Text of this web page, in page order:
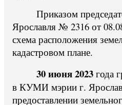
Приказом
Ярославля № 2316 от
схема расположения
кадастровом плане.
30 июня 2023 года
в КУМИ мэрии г.
предоставлении